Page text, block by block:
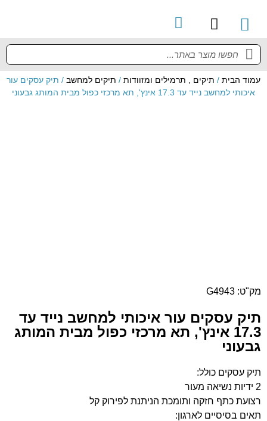
עמוד הבית / תיקים , תרמילים ומזוודות / תיקים למחשב / תיק עסקים עור
איכותי למחשב נייד עד 17.3 אינץ', תא מרכזי כפול מבית המותג גבעוני
מק"ט: G4943
תיק עסקים עור איכותי למחשב נייד עד
17.3 אינץ', תא מרכזי כפול מבית המותג
גבעוני
תיק עסקים כולל:
2 ידיות נשיאה מעור
רצועת כתף חזקה ותומכת הניתנת לפירוק קל
תאים בסיסיים לארגון: